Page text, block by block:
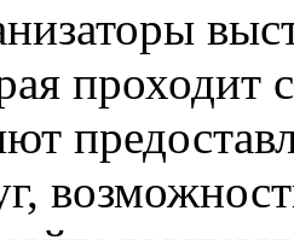
проходит